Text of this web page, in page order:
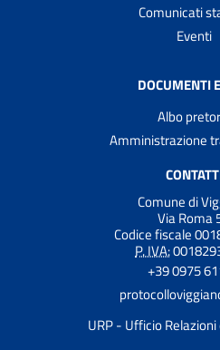
Comunicati
Eventi
DOCUMENTI
Albo
Amministrazione
Comune di
Via Roma
Codice fiscale
P. IVA:
+39 0975
URP - Ufficio